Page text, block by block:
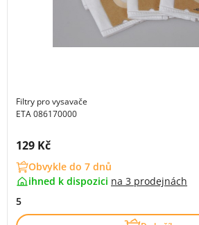
Filtry pro vysavače
ETA 086170000
Cena s DPH:
129 Kč
Obvykle do 7 dnů
ihned k dispozici na 3 prodejnách
5